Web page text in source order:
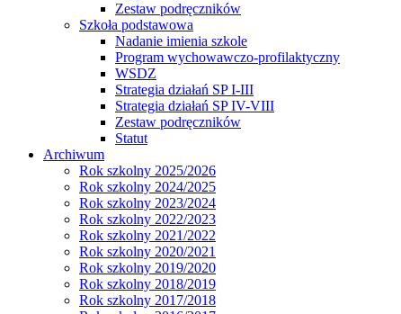
Zestaw podręczników
Szkoła podstawowa
Nadanie imienia szkole
Program wychowawczo-profilaktyczny
WSDZ
Strategia działań SP I-III
Strategia działań SP IV-VIII
Zestaw podręczników
Statut
Archiwum
Rok szkolny 2025/2026
Rok szkolny 2024/2025
Rok szkolny 2023/2024
Rok szkolny 2022/2023
Rok szkolny 2021/2022
Rok szkolny 2020/2021
Rok szkolny 2019/2020
Rok szkolny 2018/2019
Rok szkolny 2017/2018